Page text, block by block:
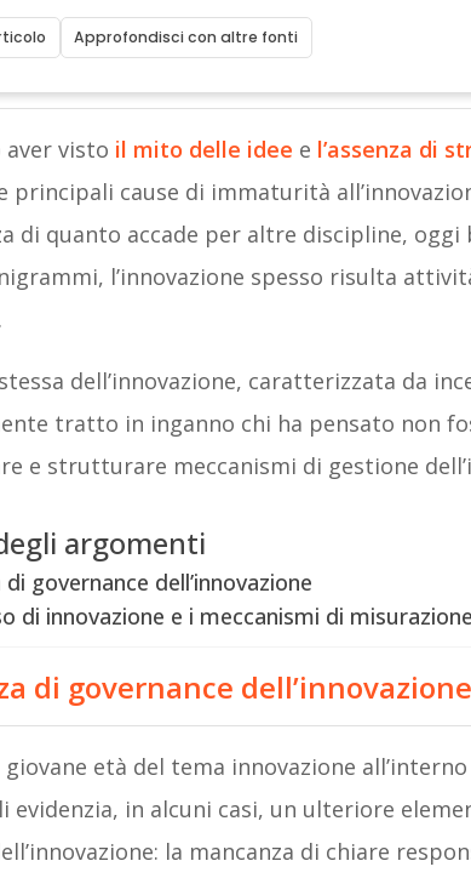
Approfondisci con altre fonti
aver visto il mito delle idee e l’assenza di
principali cause di immaturità
di quanto accade per altre discipline, oggi
l’innovazione spesso risulta
dell’innovazione, caratterizzata da
tratto in inganno chi ha pensato non
e strutturare meccanismi di gestione
argomenti
di governance dell’innovazione
di innovazione e i meccanismi di
di governance dell’innovazione
giovane età del tema innovazione
evidenzia, in alcuni casi, un ulteriore
la mancanza di chiare